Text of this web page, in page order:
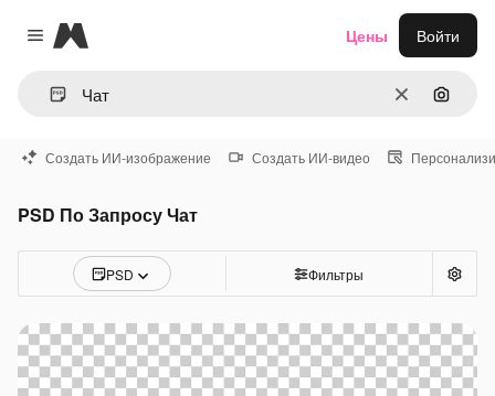
Close menu
Magnific
ОчиститьПоиск
Цены Войти
Создать ИИ-изображение Создать ИИ-видео
PSD По Запросу Чат
PSD Фильтры